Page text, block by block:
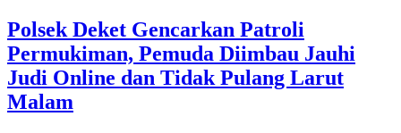
Polsek Deket Gencarkan Patroli
Permukiman, Pemuda Diimbau Jauhi
Judi Online dan Tidak Pulang Larut
Malam